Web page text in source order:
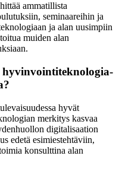
ammatillista
seminaareihin ja
ja alan uusimpiin
muiden alan
hyvät
merkitys kasvaa
digitalisaation
edetä esimiestehtäviin,
konsulttina alan